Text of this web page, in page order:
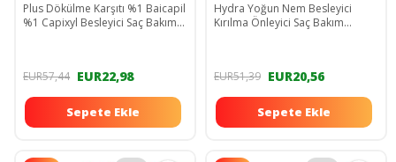
Plus Dökülme Karşıtı %1 Baicapil
%1 Capixyl Besleyici Saç Bakım
EUR57,44 EUR22,98
Sepete Ekle
Hydra Yoğun Nem Besleyici
Kırılma Önleyici Saç Bakım
EUR51,39 EUR20,56
Sepete Ekle